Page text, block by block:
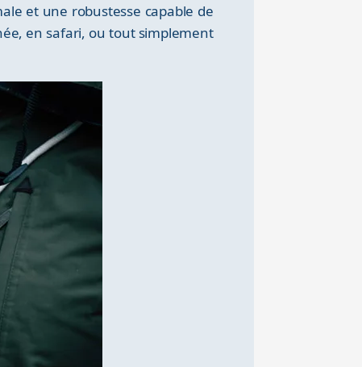
et une robustesse capable de
en safari, ou tout simplement